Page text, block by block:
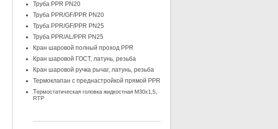
Труба PPR PN20
Труба PPR/GF/PPR PN20
Труба PPR/GF/PPR PN25
Труба PPR/AL/PPR PN25
Кран шаровой полный проход PPR
Кран шаровой ГОСТ, латунь, резьба
Кран шаровой ручка рычаг, латунь, резьба
Термоклапан с преднастройкой прямой PPR
Термостатическая головка жидкостная М30х1,5,
RTP